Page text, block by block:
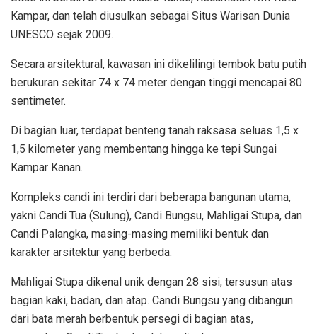
Kampar, dan telah diusulkan sebagai Situs Warisan Dunia
UNESCO sejak 2009.
Secara arsitektural, kawasan ini dikelilingi tembok batu putih
berukuran sekitar 74 x 74 meter dengan tinggi mencapai 80
sentimeter.
Di bagian luar, terdapat benteng tanah raksasa seluas 1,5 x
1,5 kilometer yang membentang hingga ke tepi Sungai
Kampar Kanan.
Kompleks candi ini terdiri dari beberapa bangunan utama,
yakni Candi Tua (Sulung), Candi Bungsu, Mahligai Stupa, dan
Candi Palangka, masing-masing memiliki bentuk dan
karakter arsitektur yang berbeda.
Mahligai Stupa dikenal unik dengan 28 sisi, tersusun atas
bagian kaki, badan, dan atap. Candi Bungsu yang dibangun
dari bata merah berbentuk persegi di bagian atas,